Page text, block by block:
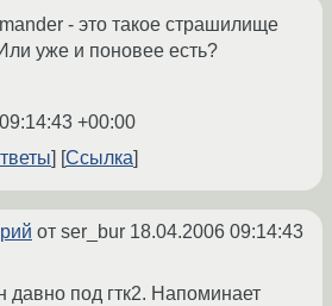
- это такое страшилище
уже и поновее есть?
+00:00
Ссылка
от ser_bur 18.04.2006 09:14:43
давно под гтк2. Напоминает